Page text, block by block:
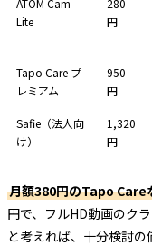
Lite
円
Tapo Care プ
レミアム
950
円
Safie（法人向
け）
1,320
円
月額380円のTapo Care
円で、フルHD動画のク
と考えれば、十分検討の